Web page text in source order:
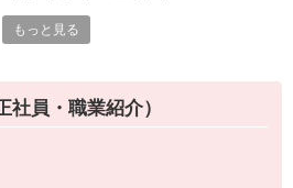
もっと見る
員・職業紹介）